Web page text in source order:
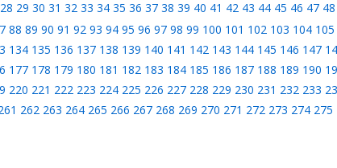
28 29 30 31 32 33 34 35 36 37 38 39 40 41 42 43 44 45 46 47 48
88 89 90 91 92 93 94 95 96 97 98 99 100 101 102 103 104 105
134 135 136 137 138 139 140 141 142 143 144 145 146 147
177 178 179 180 181 182 183 184 185 186 187 188 189 190
220 221 222 223 224 225 226 227 228 229 230 231 232 233
262 263 264 265 266 267 268 269 270 271 272 273 274 275